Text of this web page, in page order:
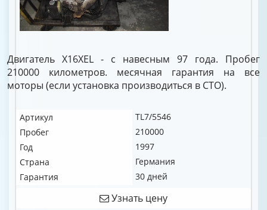
Двигатель X16XEL - с навесным 97 года. Пробег
210000 километров. месячная гарантия на все
моторы (если установка производиться в СТО).
Артикул
TL7/5546
Пробег
210000
Год
1997
Страна
Германия
Гарантия
30 дней
Узнать цену